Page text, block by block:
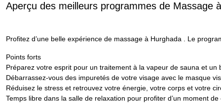
Aperçu des meilleurs programmes de Massage
Profitez d’une belle expérience de massage à Hurghada . Le
Points forts
Préparez votre esprit pour un traitement à la vapeur de sauna et un
Débarrassez-vous des impuretés de votre visage avec le masque
Réduisez le stress et retrouvez votre énergie, votre corps et votre
Temps libre dans la salle de relaxation pour profiter d’un moment de